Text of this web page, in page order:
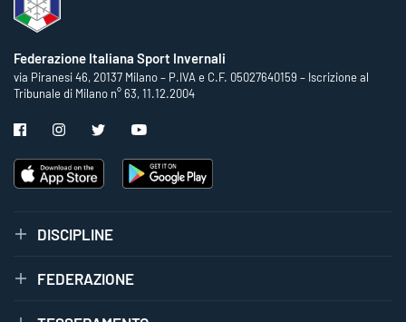
Federazione Italiana Sport Invernali
via Piranesi 46, 20137 Milano – P.IVA e C.F. 05027640159 – Iscrizione al
Tribunale di Milano n° 63, 11.12.2004
DISCIPLINE
FEDERAZIONE